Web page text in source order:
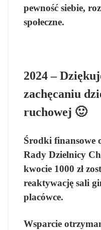
pewność siebie,
społeczne.
2024 –
zachęcaniu
ruchowej 🙂
Środki finansowe
Rady Dzielnicy
kwocie 1000 zł
reaktywację sali
placówce.
Wsparcie